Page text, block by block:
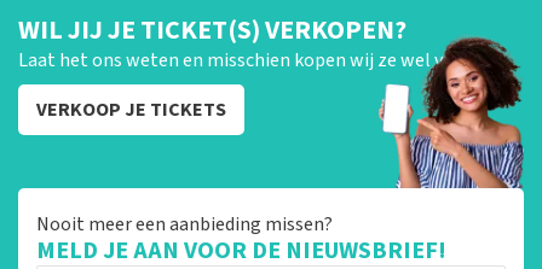
WIL JIJ JE TICKET(S) VERKOPEN?
Laat het ons weten en misschien kopen wij ze wel van je!
VERKOOP JE TICKETS
Nooit meer een aanbieding missen?
MELD JE AAN VOOR DE NIEUWSBRIEF!